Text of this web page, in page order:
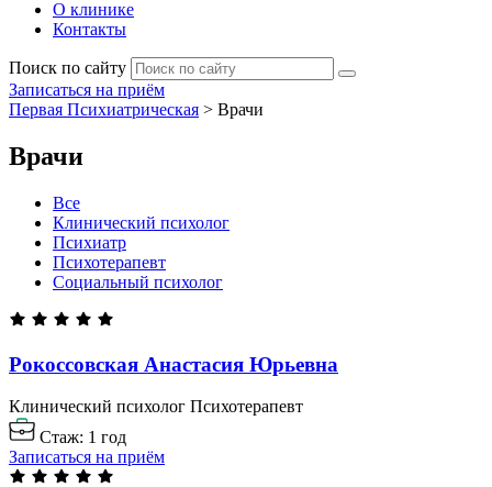
О клинике
Контакты
Поиск по сайту
Записаться на приём
Первая Психиатрическая > Врачи
Врачи
Все
Клинический психолог
Психиатр
Психотерапевт
Социальный психолог
Рокоссовская Анастасия Юрьевна
Клинический психолог Психотерапевт
Стаж: 1 год
Записаться на приём